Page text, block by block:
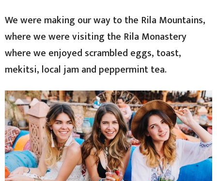
We were making our way to the Rila Mountains,
where we were visiting the Rila Monastery
where we enjoyed scrambled eggs, toast,
mekitsi, local jam and peppermint tea.